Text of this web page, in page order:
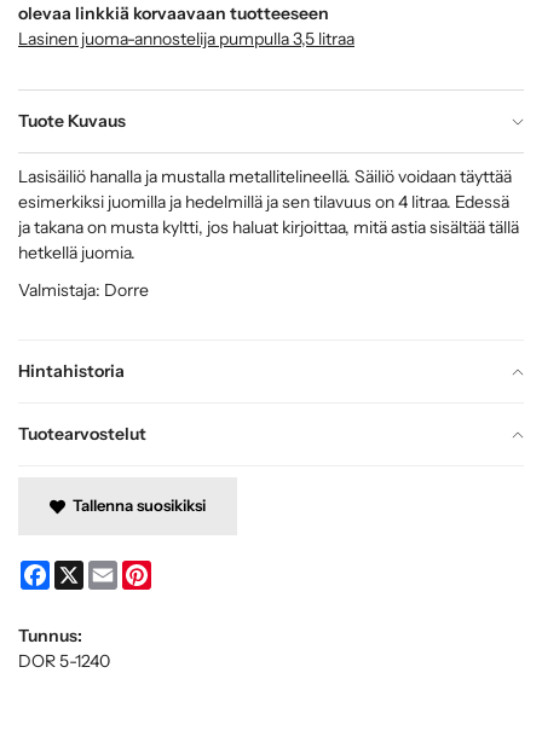
olevaa linkkiä korvaavaan tuotteeseen
Lasinen juoma-annostelija pumpulla 3,5 litraa
Tuote Kuvaus
Hintahistoria
Tuotearvostelut
Lasisäiliö hanalla ja mustalla metallitelineellä. Säiliö voidaan täyttää
esimerkiksi juomilla ja hedelmillä ja sen tilavuus on 4 litraa. Edessä
ja takana on musta kyltti, jos haluat kirjoittaa, mitä astia sisältää tällä
hetkellä juomia.
Valmistaja: Dorre
Tallenna suosikiksi
Facebook
X Email
Tunnus:
DOR 5-1240